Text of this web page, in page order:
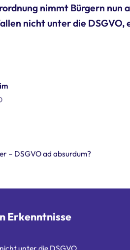
nimmt Bürgern nun
nicht unter die DSGVO,
Erkenntnisse
unter die DSGVO.